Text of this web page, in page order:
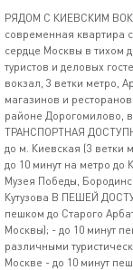
РЯДОМ С КИЕВСКИМ
современная квартира
сердце Москвы в тихом
туристов и деловых
вокзал, 3 ветки метро,
магазинов и
районе Дорогомилово,
ТРАНСПОРТНАЯ
до м. Киевская (3 ветки
до 10 минут на метро
Музея Победы,
Кутузова В ПЕШЕЙ
пешком до Старого
Москвы); - до 10 минут
различными
Москве - до 10 минут